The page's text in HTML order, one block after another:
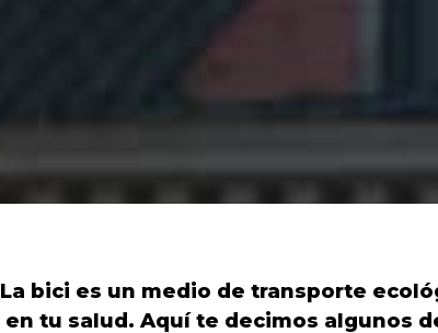
La bici es un medio de transporte
en tu salud. Aquí te decimos algunos